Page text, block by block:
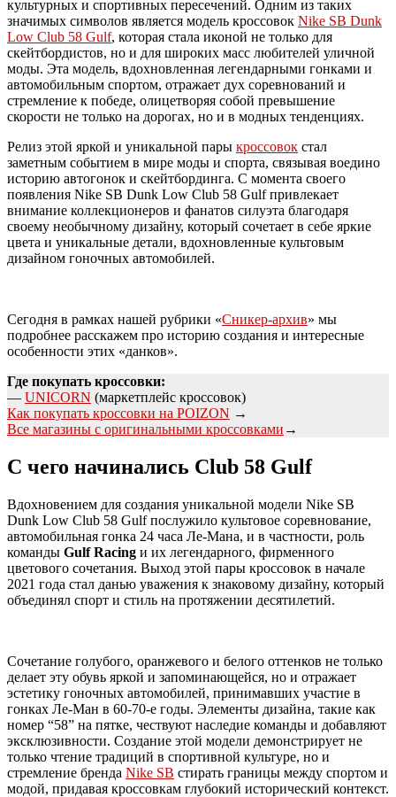
культурных и спортивных пересечений. Одним из таких
значимых символов является модель кроссовок Nike SB Dunk
Low Club 58 Gulf, которая стала иконой не только для
скейтбордистов, но и для широких масс любителей уличной
моды. Эта модель, вдохновленная легендарными гонками и
автомобильным спортом, отражает дух соревнований и
стремление к победе, олицетворяя собой превышение
скорости не только на дорогах, но и в модных тенденциях.
Релиз этой яркой и уникальной пары кроссовок стал
заметным событием в мире моды и спорта, связывая воедино
историю автогонок и скейтбординга. С момента своего
появления Nike SB Dunk Low Club 58 Gulf привлекает
внимание коллекционеров и фанатов силуэта благодаря
своему необычному дизайну, который сочетает в себе яркие
цвета и уникальные детали, вдохновленные культовым
дизайном гоночных автомобилей.
Сегодня в рамках нашей рубрики «‎Сникер-архив» мы
подробнее расскажем про историю создания и интересные
особенности этих «данков».
Где покупать кроссовки:
— UNICORN (маркетплейс кроссовок)
Как покупать кроссовки на POIZON →
Все магазины с оригинальными кроссовками →
С чего начинались Club 58 Gulf
Вдохновением для создания уникальной модели Nike SB
Dunk Low Club 58 Gulf послужило культовое соревнование,
автомобильная гонка 24 часа Ле-Мана, и в частности, роль
команды Gulf Racing и их легендарного, фирменного
цветового сочетания. Выход этой пары кроссовок в начале
2021 года стал данью уважения к знаковому дизайну, который
объединял спорт и стиль на протяжении десятилетий.
Сочетание голубого, оранжевого и белого оттенков не только
делает эту обувь яркой и запоминающейся, но и отражает
эстетику гоночных автомобилей, принимавших участие в
гонках Ле-Ман в 60-70-е годы. Элементы дизайна, такие как
номер “58” на пятке, чествуют наследие команды и добавляют
эксклюзивности. Создание этой модели демонстрирует не
только чтение традиций в спортивной культуре, но и
стремление бренда Nike SB стирать границы между спортом и
модой, придавая кроссовкам глубокий исторический контекст.